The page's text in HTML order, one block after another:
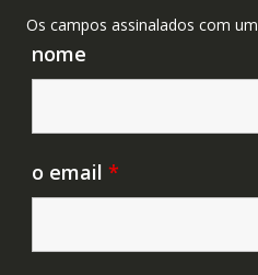
Os campos assinalados com um
nome
o email *